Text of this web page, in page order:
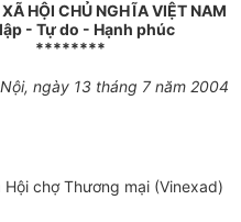
HỘI CHỦ NGHĨA VIỆT NAM
- Tự do - Hạnh phúc
********
ngày 13 tháng 7 năm 2004
chợ Thương mại (Vinexad)